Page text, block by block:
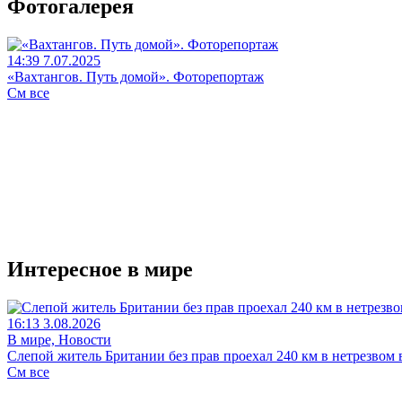
Фотогалерея
14:39 7.07.2025
«Вахтангов. Путь домой». Фоторепортаж
См все
Интересное в мире
16:13 3.08.2026
В мире, Новости
Слепой житель Британии без прав проехал 240 км в нетрезвом
См все